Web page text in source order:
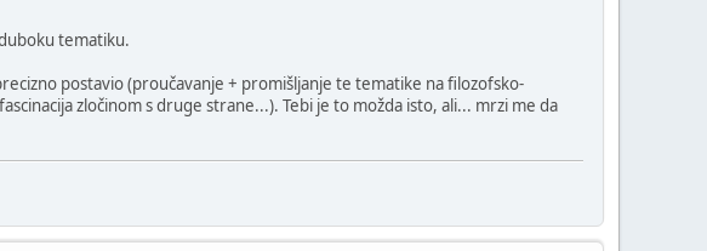
tematiku.
postavio (proučavanje + promišljanje te tematike na filozofsko-
zločinom s druge strane...). Tebi je to možda isto, ali... mrzi me da